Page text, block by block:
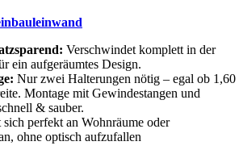
Verschwindet komplett in der
ein aufgeräumtes Design.
Nur zwei Halterungen nötig – egal ob 1,60
Montage mit Gewindestangen und
& sauber.
sich perfekt an Wohnräume oder
ohne optisch aufzufallen